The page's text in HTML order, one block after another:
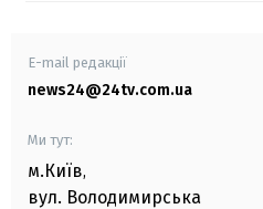
E-mail редакції
news24@24tv.com.ua
Ми тут:
м.Київ,
вул. Володимирська